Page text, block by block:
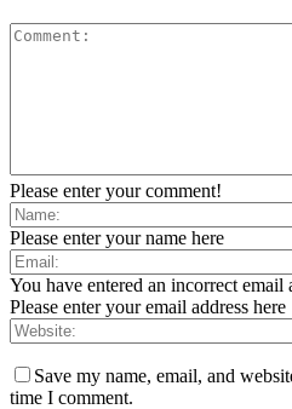
Please enter your comment!
Please enter your name here
You have entered an incorrect email
Please enter your email address here
Save my name, email, and
time I comment.